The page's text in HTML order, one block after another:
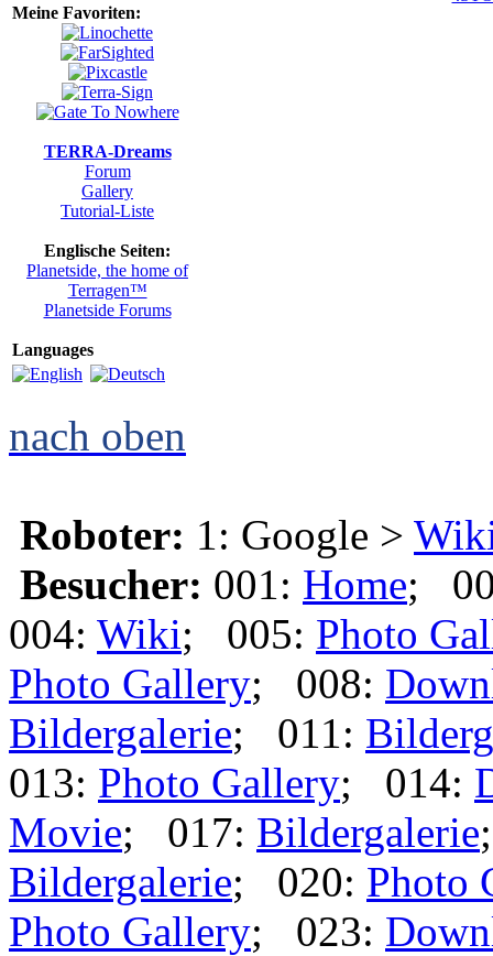
Meine Favoriten:
TERRA-Dreams
Forum
Gallery
Tutorial-Liste
Englische Seiten:
Planetside, the home of
Terragen™
Planetside Forums
Languages
nach oben
Roboter: 1: Google >
Besucher: 001: Home;
004: Wiki; 005: Photo
Photo Gallery; 008:
Bildergalerie; 011:
013: Photo Gallery; 014:
Movie; 017: Bildergalerie
Bildergalerie; 020: Photo
Photo Gallery; 023: